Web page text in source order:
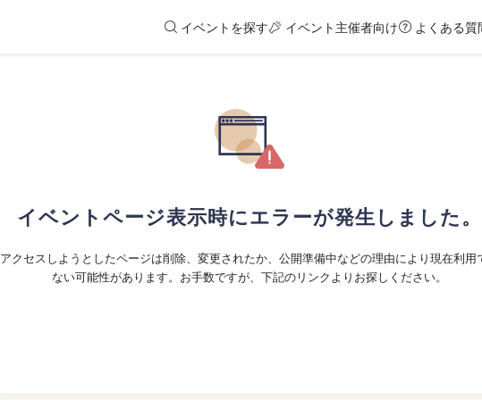
イベントを探す イベント主催者向け よくある質
イベントページ表示時にエラーが発生しました。
アクセスしようとしたページは削除、変更されたか、公開準備中などの理由により現在利用
ない可能性があります。お手数ですが、下記のリンクよりお探しください。